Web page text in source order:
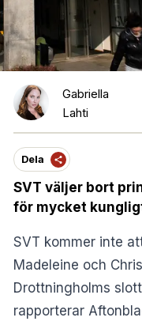
Gabriella
Lahti
Dela
SVT väljer bort
för mycket
SVT kommer inte
Madeleine och
Drottningholms
rapporterar